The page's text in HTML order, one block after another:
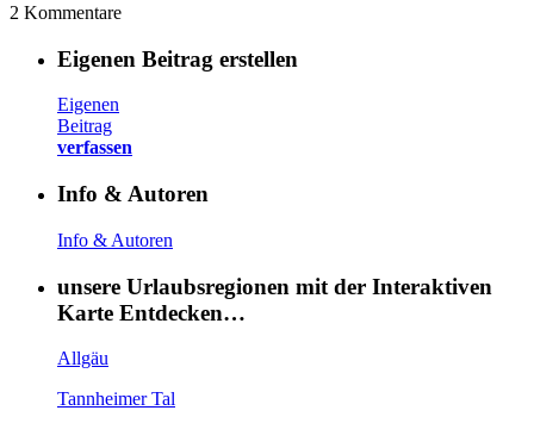
2 Kommentare
Eigenen Beitrag erstellen
Eigenen
Beitrag
verfassen
Info & Autoren
Info & Autoren
unsere Urlaubsregionen mit der Interaktiven
Karte Entdecken…
Allgäu
Tannheimer Tal